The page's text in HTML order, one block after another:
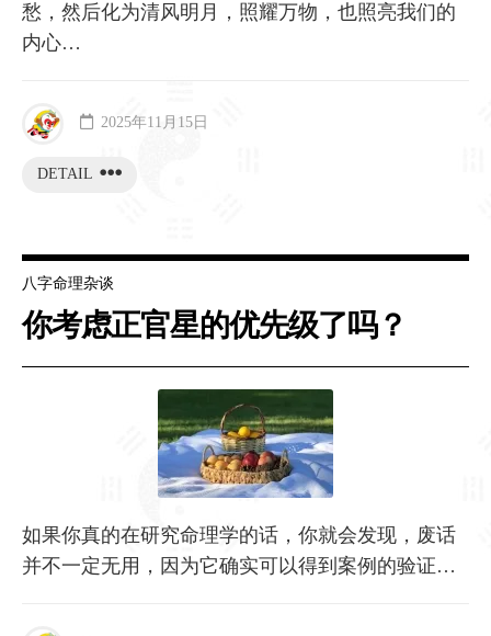
愁，然后化为清风明月，照耀万物，也照亮我们的
内心…
DETAIL
2025年11月15日
八字命理杂谈
你考虑正官星的优先级了吗？
如果你真的在研究命理学的话，你就会发现，废话
并不一定无用，因为它确实可以得到案例的验证…